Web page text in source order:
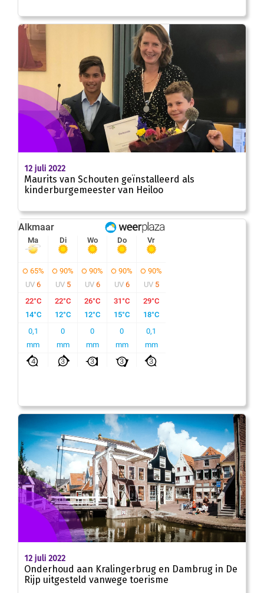
12 juli 2022
Maurits van Schouten geïnstalleerd als
kinderburgemeester van Heiloo
12 juli 2022
Onderhoud aan Kralingerbrug en Dambrug in De
Rijp uitgesteld vanwege toerisme